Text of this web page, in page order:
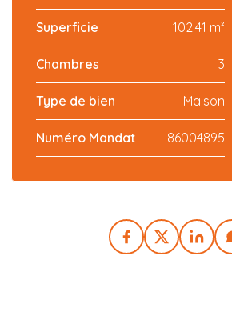
Superficie 102.41 m²
Chambres 3
Type de bien Maison
Numéro Mandat 86004895